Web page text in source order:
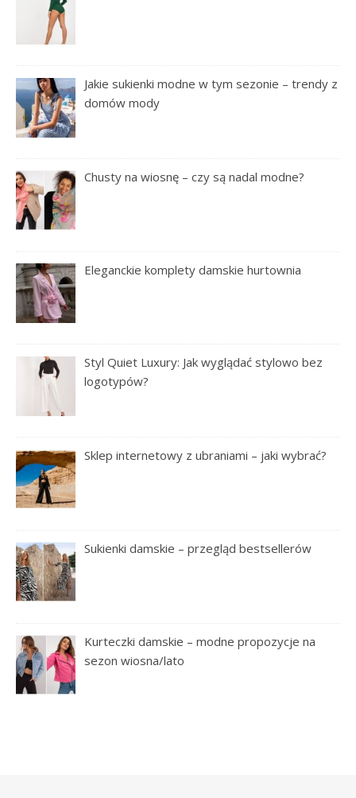
Jakie sukienki modne w tym sezonie – trendy z
domów mody
Chusty na wiosnę – czy są nadal modne?
Eleganckie komplety damskie hurtownia
Styl Quiet Luxury: Jak wyglądać stylowo bez
logotypów?
Sklep internetowy z ubraniami – jaki wybrać?
Sukienki damskie – przegląd bestsellerów
Kurteczki damskie – modne propozycje na
sezon wiosna/lato